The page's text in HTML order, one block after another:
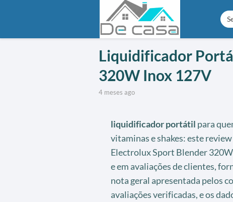
Liquidificador
320W Inox 127V
4 meses ago
liquidificador portátil para
vitaminas e shakes: este
Electrolux Sport Blender
e em avaliações de clientes,
nota geral apresentada pelos
avaliações verificadas, e os